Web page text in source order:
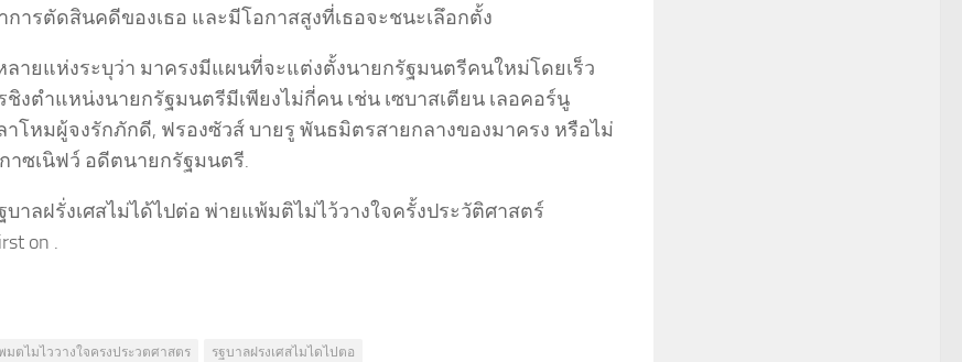
การตัดสินคดีของเธอ และมีโอกาสสูงที่เธอจะชนะเลึอกตั้ง
ลายแห่งระบุว่า มาครงมีแผนที่จะแต่งตั้งนายกรัฐมนตรีคนใหม่โดยเร็ว
งตำแหน่งนายกรัฐมนตรีมีเพียงไม่กี่คน เช่น เซบาสเตียน เลอคอร์นู
โหมผู้จงรักภักดี, ฟรองซัวส์ บายรู พันธมิตรสายกลางของมาครง หรือไม่
าซเนิฟว์ อดีตนายกรัฐมนตรี.
ฐบาลฝรั่งเศสไม่ได้ไปต่อ พ่ายแพ้มติไม่ไว้วางใจครั้งประวัติศาสตร์
on .
มตไมไววางใจครงประวตศาสตร รฐบาลฝรงเศสไมไดไปตอ